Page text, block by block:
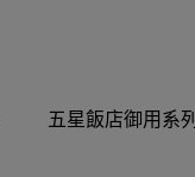
五星飯店御用系列